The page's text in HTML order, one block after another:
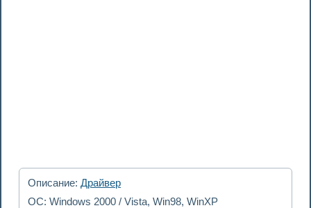
Описание: Драйвер
ОС: Windows 2000 / Vista, Win98, WinXP